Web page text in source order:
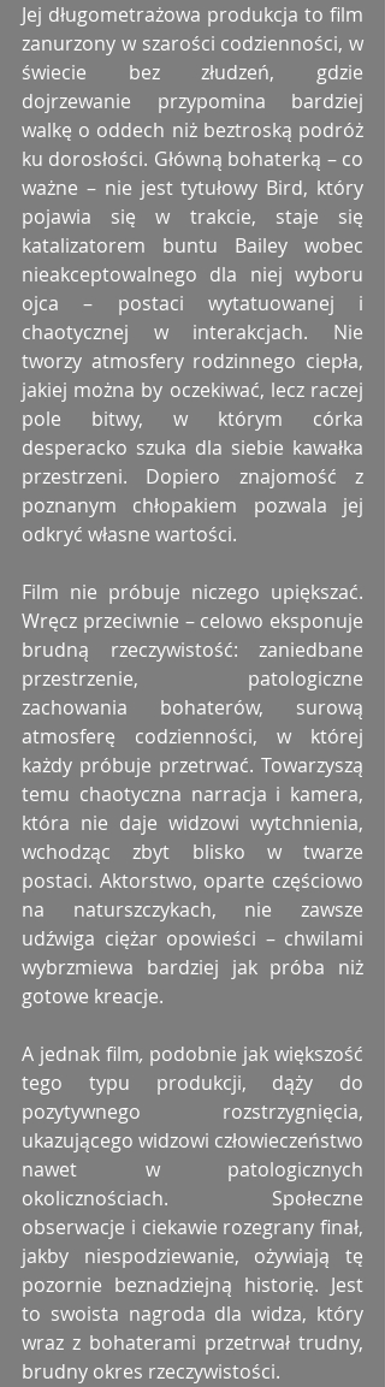
Jej długometrażowa produkcja to film
zanurzony w szarości codzienności, w
świecie bez złudzeń, gdzie
dojrzewanie przypomina bardziej
walkę o oddech niż beztroską podróż
ku dorosłości. Główną bohaterką – co
ważne – nie jest tytułowy Bird, który
pojawia się w trakcie, staje się
katalizatorem buntu Bailey wobec
nieakceptowalnego dla niej wyboru
ojca – postaci wytatuowanej i
chaotycznej w interakcjach. Nie
tworzy atmosfery rodzinnego ciepła,
jakiej można by oczekiwać, lecz raczej
pole bitwy, w którym córka
desperacko szuka dla siebie kawałka
przestrzeni. Dopiero znajomość z
poznanym chłopakiem pozwala jej
odkryć własne wartości.
Film nie próbuje niczego upiększać.
Wręcz przeciwnie – celowo eksponuje
brudną rzeczywistość: zaniedbane
przestrzenie, patologiczne
zachowania bohaterów, surową
atmosferę codzienności, w której
każdy próbuje przetrwać. Towarzyszą
temu chaotyczna narracja i kamera,
która nie daje widzowi wytchnienia,
wchodząc zbyt blisko w twarze
postaci. Aktorstwo, oparte częściowo
na naturszczykach, nie zawsze
udźwiga ciężar opowieści – chwilami
wybrzmiewa bardziej jak próba niż
gotowe kreacje.
A jednak film, podobnie jak większość
tego typu produkcji, dąży do
pozytywnego rozstrzygnięcia,
ukazującego widzowi człowieczeństwo
nawet w patologicznych
okolicznościach. Społeczne
obserwacje i ciekawie rozegrany finał,
jakby niespodziewanie, ożywiają tę
pozornie beznadziejną historię. Jest
to swoista nagroda dla widza, który
wraz z bohaterami przetrwał trudny,
brudny okres rzeczywistości.